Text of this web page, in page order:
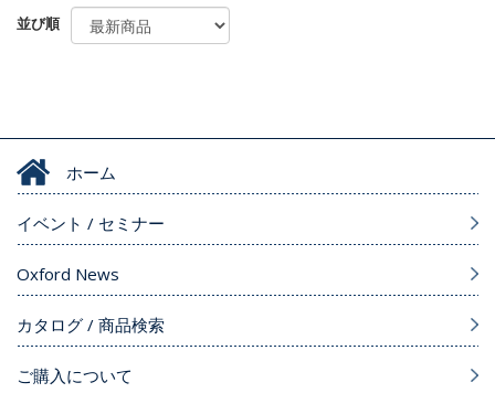
並び順
ホーム
イベント / セミナー
Oxford News
カタログ / 商品検索
ご購入について